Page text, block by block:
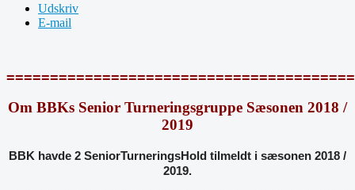
Udskriv
E-mail
Om BBKs Senior Turneringsgruppe Sæsonen 2018 /
2019
BBK havde 2 SeniorTurneringsHold tilmeldt i sæsonen 2018 /
2019.